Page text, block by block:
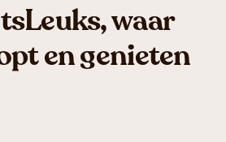
waar
en genieten